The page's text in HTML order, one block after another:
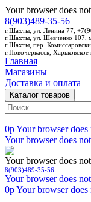
Your browser does
8(903)489-35-56
г.Шахты, ул. Ленина 77;
г.Шахты, ул. Шевченко 107,
г.Шахты, пер.
г.Новочеркасск,
Главная
Магазины
Доставка и оплата
Каталог товаров
0pYour browser
Your browser does
Your browser does
8(903)489-35-56
Your browser does
0pYour browser